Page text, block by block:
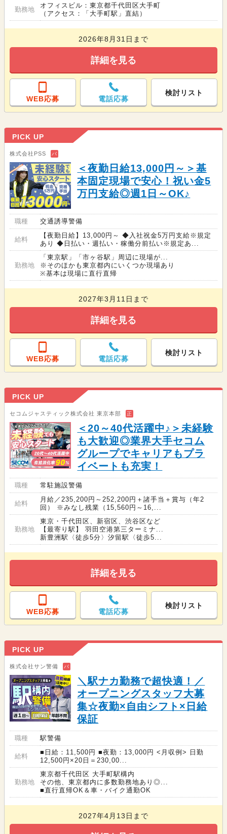
勤務地
オフィスビル：東京都千代田区大手町
（アクセス：「大手町駅」直結）
2026年8月31日まで
詳細を見る
WEB応募 電話応募
検討リスト
PICK UP
株式会社PSS バ
＜夜勤日給13,000円～＞基
本固定現場で安心！祝い金5
万円支給◎週1日～OK♪
職種 交通誘導警備
給料
【夜勤日給】13,000円～ ◆入社祝金5万円支給※規定
あり ◆日払い・週払い・稼働分前払い※規定あ...
勤務地
「東京駅」「市ヶ谷駅」周辺に現場が...
※そのほかも東京都内にいくつか現場あり
※基本は現場に直行直帰
2027年3月11日まで
詳細を見る
WEB応募 電話応募
検討リスト
PICK UP
セコムジャスティック株式会社 東京本部 正
＜20～40代活躍中♪＞未経験
も大歓迎◎業界大手セコム
グループでキャリアもプラ
イベートも充実！
職種 常駐施設警備
給料
月給／235,200円～252,200円＋諸手当＋賞与（年2
回） ※みなし残業（15,560円～16,...
勤務地
東京・千代田区、新宿区、渋谷区など
【最寄り駅】 羽田空港第三ターミナ...
新豊洲駅〈徒歩5分〉汐留駅〈徒歩5...
詳細を見る
WEB応募 電話応募
検討リスト
PICK UP
株式会社サン警備 バ
＼駅ナカ勤務で超快適！／
オープニングスタッフ大募
集☆夜勤×自由シフト×日給
保証
職種 駅警備
給料
■日給：11,500円 ■夜勤：13,000円 <月収例> 日勤
12,500円×20日＝230,00...
勤務地
東京都千代田区 大手町駅構内
その他、東京都内に多数勤務地あり◎...
■直行直帰OK＆車・バイク通勤OK
2027年4月13日まで